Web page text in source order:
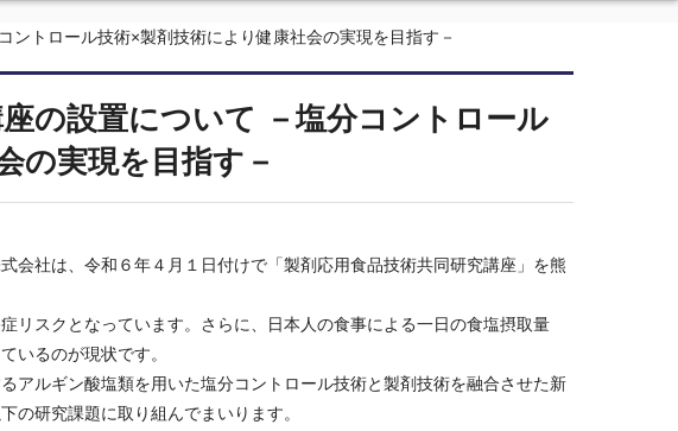
トロール技術×製剤技術により健康社会の実現を目指す－
の設置について －塩分コントロール
の実現を目指す－
会社は、令和６年４月１日付けで「製剤応用食品技術共同研究講座」を熊
リスクとなっています。さらに、日本人の食事による一日の食塩摂取量
いるのが現状です。
アルギン酸塩類を用いた塩分コントロール技術と製剤技術を融合させた新
の研究課題に取り組んでまいります。